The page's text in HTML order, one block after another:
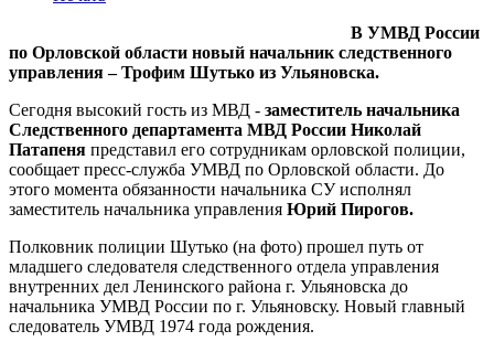
В УМВД России
по Орловской области новый начальник следственного
управления – Трофим Шутько из Ульяновска.
Сегодня высокий гость из МВД - заместитель начальника
Следственного департамента МВД России Николай
Патапеня представил его сотрудникам орловской полиции,
сообщает пресс-служба УМВД по Орловской области. До
этого момента обязанности начальника СУ исполнял
заместитель начальника управления Юрий Пирогов.
Полковник полиции Шутько (на фото) прошел путь от
младшего следователя следственного отдела управления
внутренних дел Ленинского района г. Ульяновска до
начальника УМВД России по г. Ульяновску. Новый главный
следователь УМВД 1974 года рождения.